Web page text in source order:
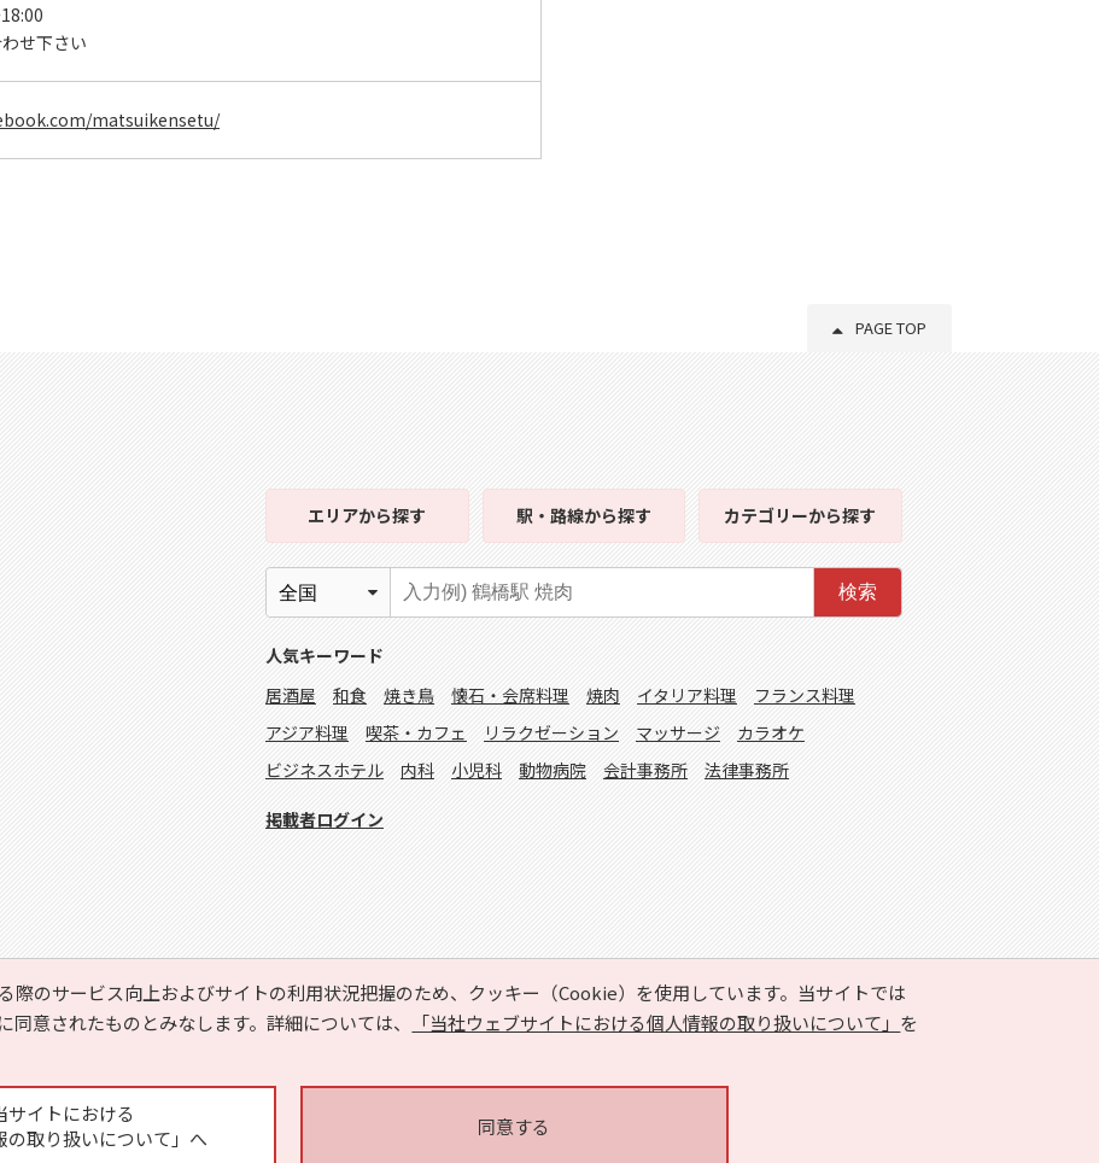
せ下さい
matsuikensetu/
PAGE TOP
際のサービス向上およびサイトの利用状況把握のため、クッキー（Cookie）を使用しています。当サイトでは
意されたものとみなします。詳細については、
「当社ウェブサイトにおける個人情報の取り扱いについて」 を
サイトにおける
の取り扱いについて」へ
同意する
エリアから探す 駅・路線から探す カテゴリーから探す
検索
人気キーワード
居酒屋
和食 焼き鳥 懐石・会席料理 焼肉 イタリア料理
フランス料理
アジア料理
喫茶・カフェ リラクゼーション マッサージ
カラオケ
ビジネスホテル
内科 小児科 動物病院 会計事務所 法律事務所
掲載者ログイン
Copyright © HYOJITO.Co.,Ltd. All Rights Reserved.